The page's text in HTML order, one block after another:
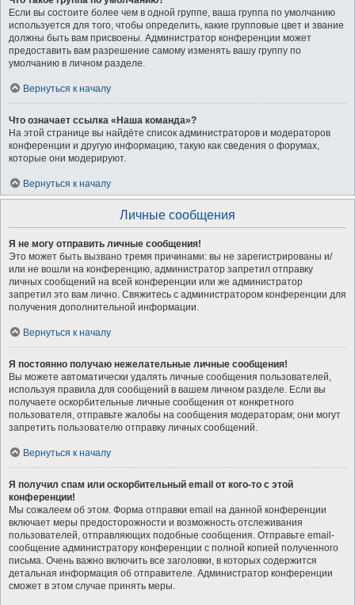
Если вы состоите более чем в одной группе, ваша группа по умолчанию
используется для того, чтобы определить, какие групповые цвет и звание
должны быть вам присвоены. Администратор конференции может
предоставить вам разрешение самому изменять вашу группу по
умолчанию в личном разделе.
Вернуться к началу
Что означает ссылка «Наша команда»?
На этой странице вы найдёте список администраторов и модераторов
конференции и другую информацию, такую как сведения о форумах,
которые они модерируют.
Вернуться к началу
Личные сообщения
Я не могу отправить личные сообщения!
Это может быть вызвано тремя причинами: вы не зарегистрированы и/
или не вошли на конференцию, администратор запретил отправку
личных сообщений на всей конференции или же администратор
запретил это вам лично. Свяжитесь с администратором конференции для
получения дополнительной информации.
Вернуться к началу
Я постоянно получаю нежелательные личные сообщения!
Вы можете автоматически удалять личные сообщения пользователей,
используя правила для сообщений в вашем личном разделе. Если вы
получаете оскорбительные личные сообщения от конкретного
пользователя, отправьте жалобы на сообщения модераторам; они могут
запретить пользователю отправку личных сообщений.
Вернуться к началу
Я получил спам или оскорбительный email от кого-то с этой
конференции!
Мы сожалеем об этом. Форма отправки email на данной конференции
включает меры предосторожности и возможность отслеживания
пользователей, отправляющих подобные сообщения. Отправьте email-
сообщение администратору конференции с полной копией полученного
письма. Очень важно включить все заголовки, в которых содержится
детальная информация об отправителе. Администратор конференции
сможет в этом случае принять меры.